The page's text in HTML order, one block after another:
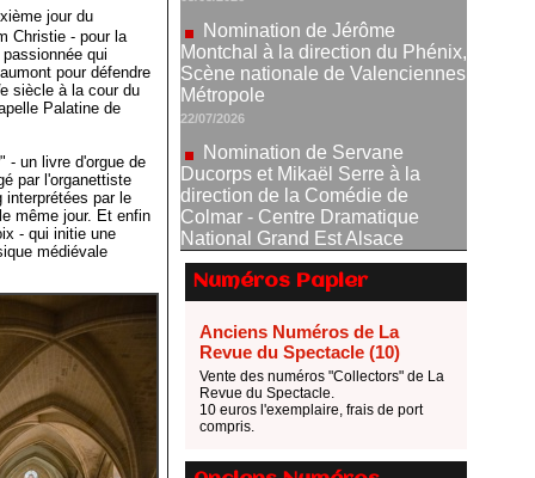
jour du
Christie - pour la
qui
pour défendre
siècle à la cour du
Palatine de
- un livre d'orgue de
par l'organettiste
par le
même jour. Et enfin
- qui initie une
médiévale
22/07/2026
Nomination de Servane
Ducorps et Mikaël Serre à la
direction de la Comédie de
National Grand Est Alsace
07/07/2026
Thomas Jolly et Laëtitia
Guédon nommés à la direction du
TNP
02/07/2026
lauréats 2026
23/06/2026
Dispositif ARTCENA Écrire
pour le cirque, les lauréats 2026 !
20/06/2026
Le palmarès des prix SACD
Numéros Papier
Anciens Numéros de La
Revue du Spectacle (10)
Vente des numéros "Collectors" de La
Revue du Spectacle.
10 euros l'exemplaire, frais de port
compris.